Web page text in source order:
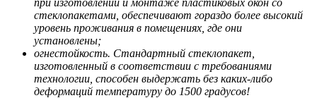
стеклопакетами, обеспечивают гораздо более высокий
уровень проживания в помещениях, где они
установлены;
огнестойкость. Стандартный стеклопакет,
изготовленный в соответствии с требованиями
технологии, способен выдержать без каких-либо
деформаций температуру до 1500 градусов!